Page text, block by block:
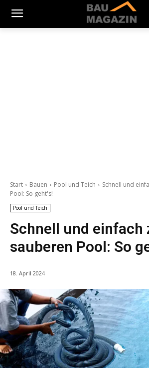
Start Bauen Pool und Teich
Schnell und
Pool: So geht's!
Pool und Teich
Schnell und einfach
sauberen Pool: So
18. April 2024